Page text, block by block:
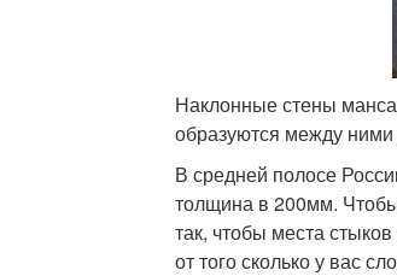
Наклонные стены
образуются между ними
В средней полосе
толщина в 200мм.
так, чтобы места
от того сколько у вас